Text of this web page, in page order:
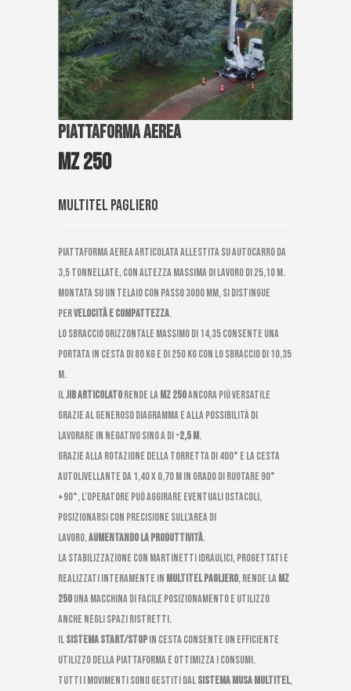
Piattaforma aerea
MZ 250
Multitel Pagliero
Piattaforma aerea articolata allestita su autocarro da
3,5 tonnellate, con altezza massima di lavoro di 25,10 m.
Montata su un telaio con passo 3000 mm, si distingue
pervelocità e compattezza.
Lo sbraccio orizzontale massimo di 14,35 consente una
portata in cesta di 80 kg e di 250 kg con lo sbraccio di 10,35
m.
Iljib articolatorende laMZ 250ancora più versatile
grazie al generoso diagramma e alla possibilità di
lavorare in negativo sino a di-2,5 m.
Grazie alla rotazione della torretta di 400° e la cesta
autolivellante da 1,40 x 0,70 m in grado di ruotare 90°
+90°, l’operatore può aggirare eventuali ostacoli,
posizionarsi con precisione sull’area di
lavoro,aumentando la produttività.
La stabilizzazione con martinetti idraulici, progettati e
realizzati interamente in Multitel Pagliero, rende laMZ
250una macchina di facile posizionamento e utilizzo
anche negli spazi ristretti.
Ilsistema start/stopin cesta consente un efficiente
utilizzo della piattaforma e ottimizza i consumi.
Tutti i movimenti sono gestiti dalsistema MUSA Multitel,